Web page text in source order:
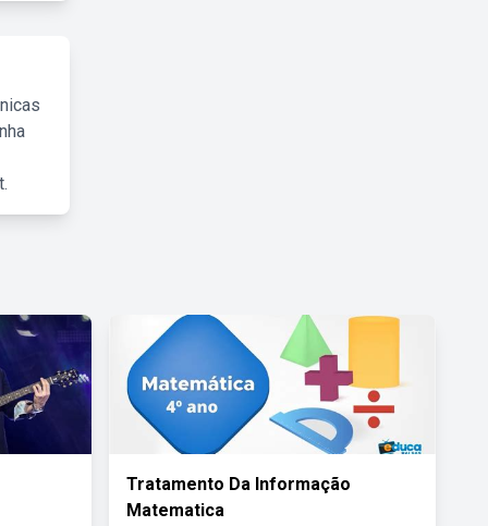
Tratamento Da Informação
Matematica